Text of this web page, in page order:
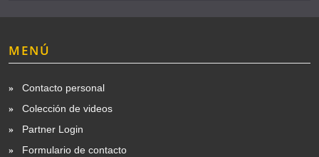
MENÚ
Contacto personal
Colección de videos
Partner Login
Formulario de contacto